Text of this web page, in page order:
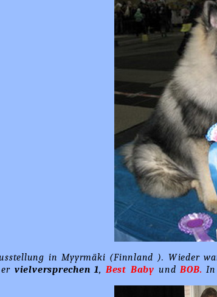
in Myyrmäki (Finnland ). Wieder
vielversprechen 1, Best Baby und BOB. In